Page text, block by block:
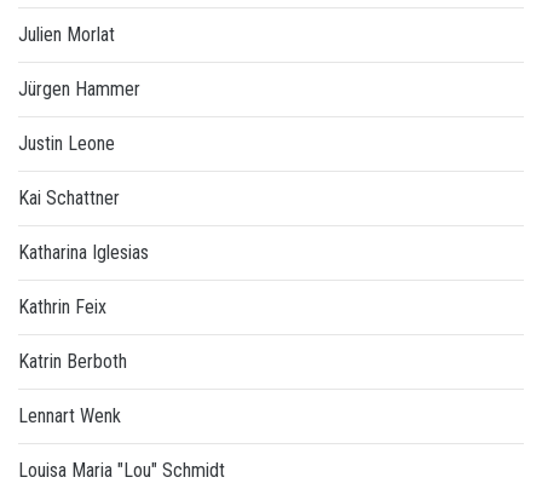
Julien Morlat
Jürgen Hammer
Justin Leone
Kai Schattner
Katharina Iglesias
Kathrin Feix
Katrin Berboth
Lennart Wenk
Louisa Maria "Lou" Schmidt